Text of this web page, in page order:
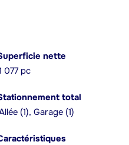
nette
077 pc
total
(1), Garage (1)